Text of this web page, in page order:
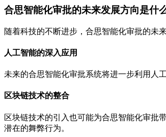
合思智能化审批的未来发展方向是什
随着科技的不断进步，合思智能化审批的未
人工智能的深入应用
未来的合思智能化审批系统将进一步利用人
区块链技术的整合
区块链技术的引入也可能为合思智能化审批
潜在的舞弊行为。